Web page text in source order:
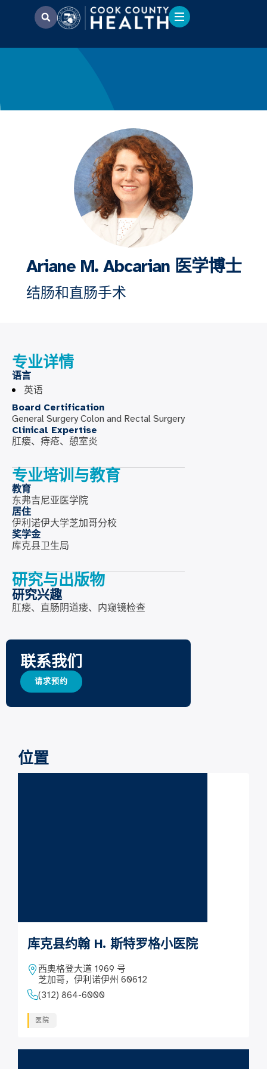
Ariane M. Abcarian 医学博士
结肠和直肠手术
专业详情
语言
英语
Board Certification
General Surgery Colon and Rectal Surgery
Clinical Expertise
肛瘘、痔疮、憩室炎
专业培训与教育
教育
东弗吉尼亚医学院
居住
伊利诺伊大学芝加哥分校
奖学金
库克县卫生局
研究与出版物
研究兴趣
肛瘘、直肠阴道瘘、内窥镜检查
联系我们
请求预约
位置
库克县约翰 H. 斯特罗格小医院
西奥格登大道 1969 号
芝加哥，伊利诺伊州 60612
(312) 864-6000
医院